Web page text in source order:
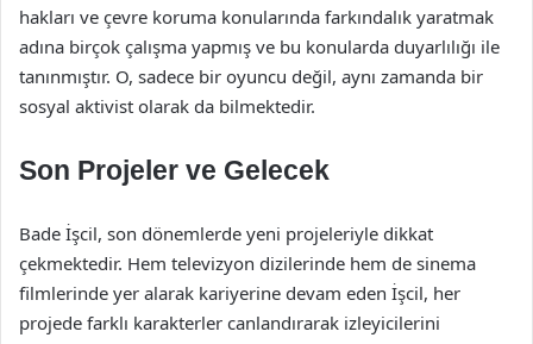
hakları ve çevre koruma konularında farkındalık yaratmak
adına birçok çalışma yapmış ve bu konularda duyarlılığı ile
tanınmıştır. O, sadece bir oyuncu değil, aynı zamanda bir
sosyal aktivist olarak da bilmektedir.
Son Projeler ve Gelecek
Bade İşcil, son dönemlerde yeni projeleriyle dikkat
çekmektedir. Hem televizyon dizilerinde hem de sinema
filmlerinde yer alarak kariyerine devam eden İşcil, her
projede farklı karakterler canlandırarak izleyicilerini